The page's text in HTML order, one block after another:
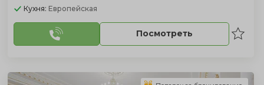
Кухня: Европейская
Посмотреть